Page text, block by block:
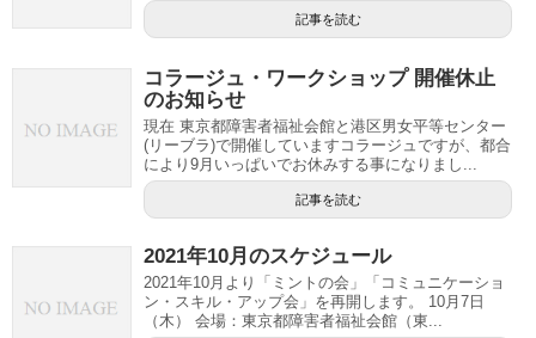
記事を読む
コラージュ・ワークショップ 開催休止
のお知らせ
現在 東京都障害者福祉会館と港区男女平等センター
(リーブラ)で開催していますコラージュですが、都合
により9月いっぱいでお休みする事になりまし...
記事を読む
2021年10月のスケジュール
2021年10月より「ミントの会」「コミュニケーショ
ン・スキル・アップ会」を再開します。 10月7日
（木） 会場：東京都障害者福祉会館（東...